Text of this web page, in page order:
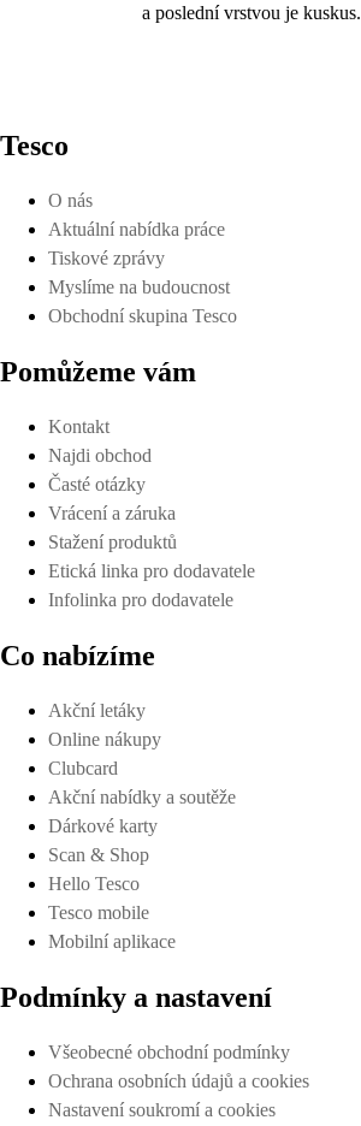
a poslední vrstvou je kuskus.
Tesco
O nás
Aktuální nabídka práce
Tiskové zprávy
Myslíme na budoucnost
Obchodní skupina Tesco
Pomůžeme vám
Kontakt
Najdi obchod
Časté otázky
Vrácení a záruka
Stažení produktů
Etická linka pro dodavatele
Infolinka pro dodavatele
Co nabízíme
Akční letáky
Online nákupy
Clubcard
Akční nabídky a soutěže
Dárkové karty
Scan & Shop
Hello Tesco
Tesco mobile
Mobilní aplikace
Podmínky a nastavení
Všeobecné obchodní podmínky
Ochrana osobních údajů a cookies
Nastavení soukromí a cookies